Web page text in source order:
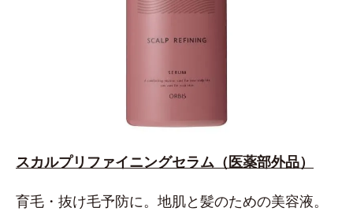
スカルプリファイニングセラム（医薬部外品）
育毛・抜け毛予防に。地肌と髪のための美容液。